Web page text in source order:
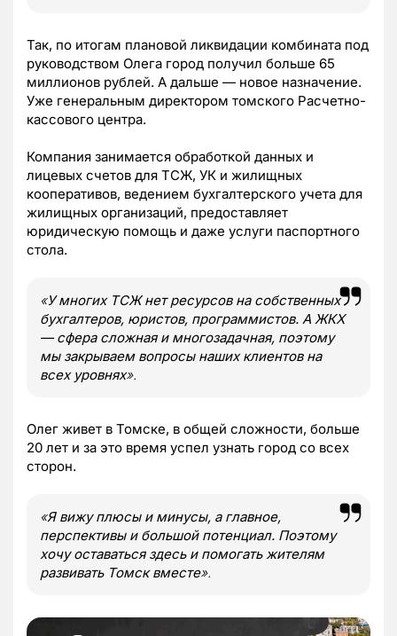
Так, по итогам плановой ликвидации комбината под
руководством Олега город получил больше 65
миллионов рублей. А дальше — новое назначение.
Уже генеральным директором томского Расчетно-
кассового центра.
Компания занимается обработкой данных и
лицевых счетов для ТСЖ, УК и жилищных
кооперативов, ведением бухгалтерского учета для
жилищных организаций, предоставляет
юридическую помощь и даже услуги паспортного
стола.
«У многих ТСЖ нет ресурсов на собственных
бухгалтеров, юристов, программистов. А ЖКХ
— сфера сложная и многозадачная, поэтому
мы закрываем вопросы наших клиентов на
всех уровнях».
Олег живет в Томске, в общей сложности, больше
20 лет и за это время успел узнать город со всех
сторон.
«Я вижу плюсы и минусы, а главное,
перспективы и большой потенциал. Поэтому
хочу оставаться здесь и помогать жителям
развивать Томск вместе».